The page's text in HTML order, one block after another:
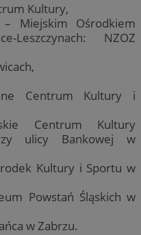
Kultury,
– Miejskim Ośrodkiem
Leszczynach: NZOZ
Centrum Kultury i
Centrum Kultury
ulicy Bankowej w
Kultury i Sportu w
Powstań Śląskich w
w Zabrzu.